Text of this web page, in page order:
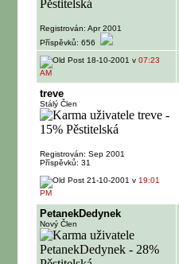
Registrován: Apr 2001
Příspěvků: 656
18-10-2001 v 07:23
AM
treve
Stálý Člen
Registrován: Sep 2001
Příspěvků: 31
21-10-2001 v 19:01
PM
PetanekDedynek
Nový Člen